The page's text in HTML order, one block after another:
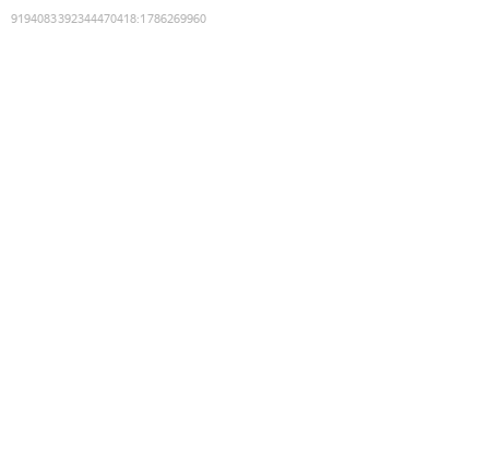
9194083392344470418:1786269960